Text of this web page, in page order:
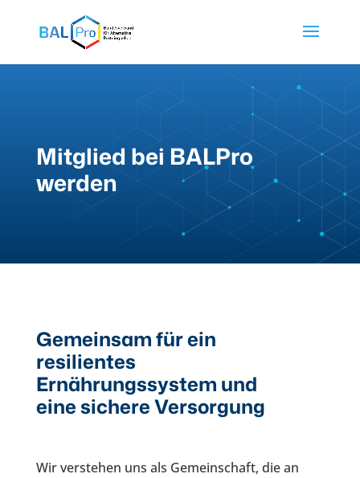
Mitglied bei BALPro
werden
Gemeinsam für ein
resilientes
Ernährungssystem und
eine sichere Versorgung
Wir verstehen uns als Gemeinschaft, die an